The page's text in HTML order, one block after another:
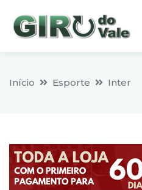
Início Esporte Inter